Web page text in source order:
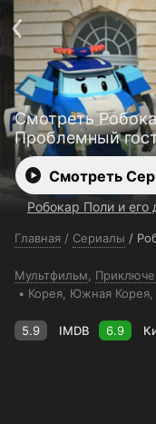
Смотреть
Проблемный
Смотреть
Робокар Поли и его
Главная / Сериалы /
Мультфильм
Корея , Южная Корея
5.9 IMDB 6.9
Поддержка:support@24h.tv
О сервисе
Политика
Открыть приложение
Установить на ТВ